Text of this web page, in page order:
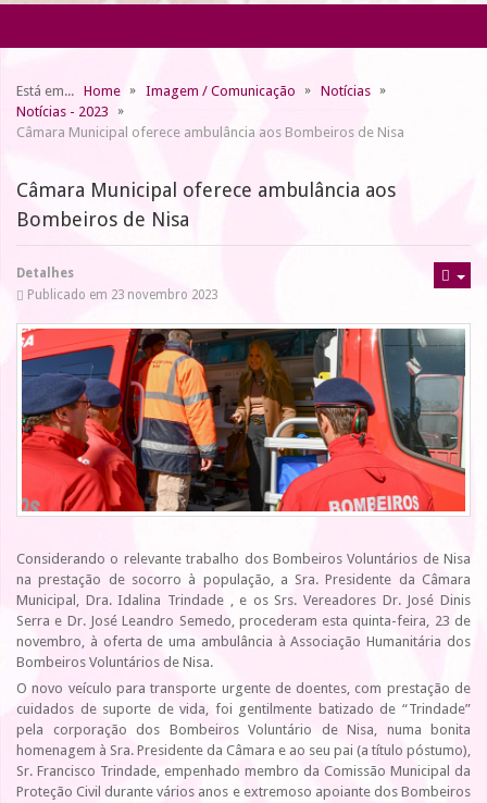
Está em... Home Imagem / Comunicação
Notícias
Notícias - 2023
Câmara Municipal oferece ambulância aos Bombeiros de Nisa
Câmara Municipal oferece ambulância aos
Bombeiros de Nisa
Detalhes
Publicado em 23 novembro 2023
Considerando o relevante trabalho dos Bombeiros Voluntários de Nisa
na prestação de socorro à população, a Sra. Presidente da Câmara
Municipal, Dra. Idalina Trindade , e os Srs. Vereadores Dr. José Dinis
Serra e Dr. José Leandro Semedo, procederam esta quinta-feira, 23 de
novembro, à oferta de uma ambulância à Associação Humanitária dos
Bombeiros Voluntários de Nisa.
O novo veículo para transporte urgente de doentes, com prestação de
cuidados de suporte de vida, foi gentilmente batizado de “Trindade”
pela corporação dos Bombeiros Voluntário de Nisa, numa bonita
homenagem à Sra. Presidente da Câmara e ao seu pai (a título póstumo),
Sr. Francisco Trindade, empenhado membro da Comissão Municipal da
Proteção Civil durante vários anos e extremoso apoiante dos Bombeiros